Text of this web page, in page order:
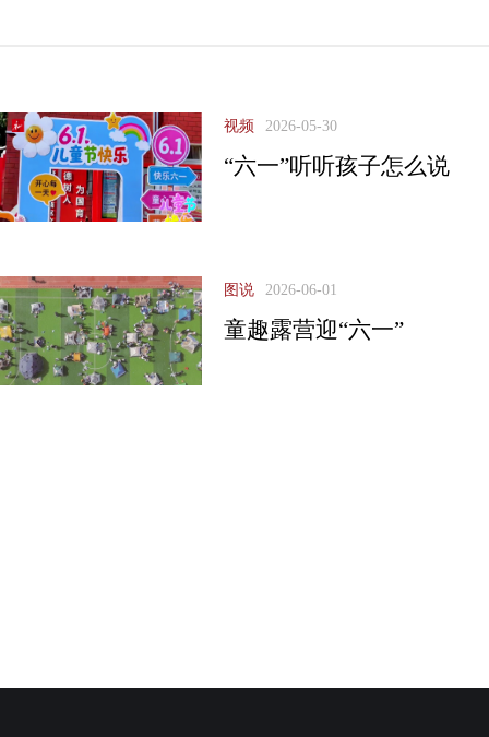
视频 2026-05-30
“六一”听听孩子怎么说
图说 2026-06-01
童趣露营迎“六一”